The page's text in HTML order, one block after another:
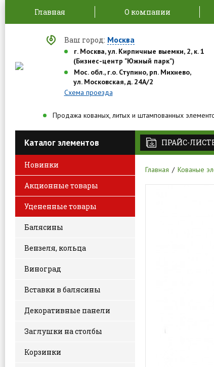
Главная О компании
Ваш город: Москва
г. Москва, ул. Кирпичные выемки, 2, к. 1
(Бизнес-центр "Южный парк")
Мос. обл., г.о. Ступино, рп. Михнево,
ул. Московская, д. 24А/2
Схема проезда
Продажа кованых, литых и штампованных
Каталог элементов
Новинки
Акционные товары
Уцененные товары
Балясины
Вензеля, кольца
Виноград
Вставки в балясины
Декоративные панели
Заглушки на столбы
Корзинки
ПРАЙС-
Главная Кованые